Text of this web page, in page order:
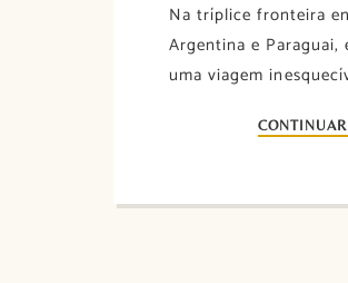
Na tríplice fronteira
Argentina e Paraguai,
uma viagem